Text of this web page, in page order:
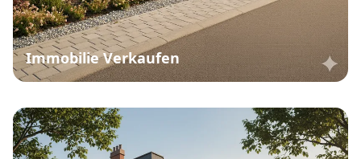
Immobilie Verkaufen